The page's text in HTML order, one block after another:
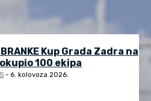
BRANKE Kup Grada Zadra na
100 ekipa
- 6. kolovoza 2026.